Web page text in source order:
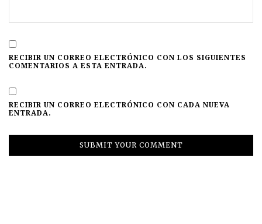
RECIBIR UN CORREO ELECTRÓNICO CON LOS SIGUIENTES
COMENTARIOS A ESTA ENTRADA.
RECIBIR UN CORREO ELECTRÓNICO CON CADA NUEVA
ENTRADA.